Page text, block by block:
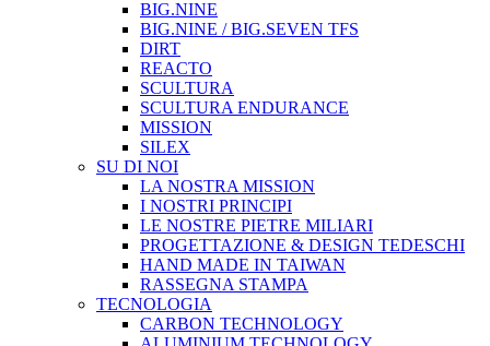
BIG.NINE
BIG.NINE / BIG.SEVEN TFS
DIRT
REACTO
SCULTURA
SCULTURA ENDURANCE
MISSION
SILEX
SU DI NOI
LA NOSTRA MISSION
I NOSTRI PRINCIPI
LE NOSTRE PIETRE MILIARI
PROGETTAZIONE & DESIGN TEDESCHI
HAND MADE IN TAIWAN
RASSEGNA STAMPA
TECNOLOGIA
CARBON TECHNOLOGY